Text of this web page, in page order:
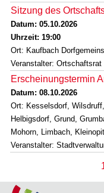
Sitzung des
Datum: 05.10.2026
Uhrzeit: 19:00
Ort: Kaufbach
Veranstalter: Ortschaftsrat
Erscheinungstermin
Datum: 08.10.2026
Ort: Kesselsdorf,
Helbigsdorf, Grund,
Mohorn, Limbach,
Veranstalter: